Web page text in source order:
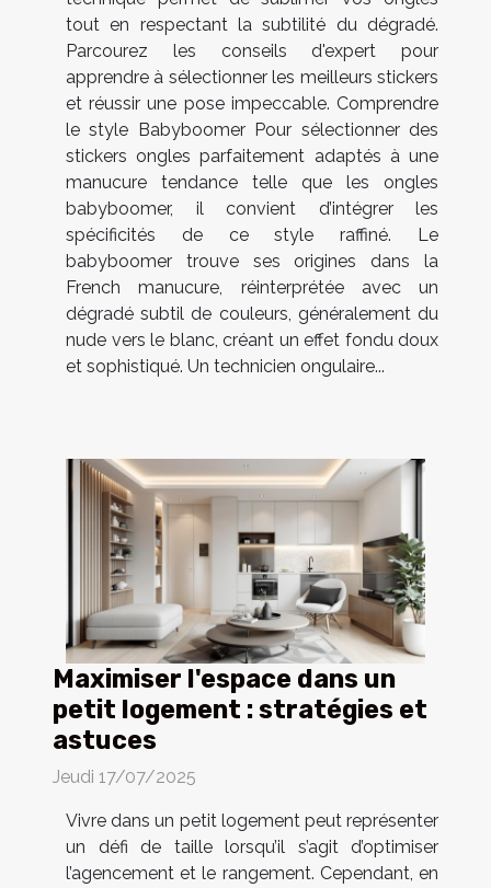
tout en respectant la subtilité du dégradé.
Parcourez les conseils d'expert pour
apprendre à sélectionner les meilleurs stickers
et réussir une pose impeccable. Comprendre
le style Babyboomer Pour sélectionner des
stickers ongles parfaitement adaptés à une
manucure tendance telle que les ongles
babyboomer, il convient d’intégrer les
spécificités de ce style raffiné. Le
babyboomer trouve ses origines dans la
French manucure, réinterprétée avec un
dégradé subtil de couleurs, généralement du
nude vers le blanc, créant un effet fondu doux
et sophistiqué. Un technicien ongulaire...
Maximiser l'espace dans un
petit logement : stratégies et
astuces
Jeudi 17/07/2025
Vivre dans un petit logement peut représenter
un défi de taille lorsqu’il s’agit d’optimiser
l’agencement et le rangement. Cependant, en